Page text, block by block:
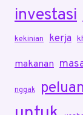
investasi
kekinian kerja
makanan
nggak